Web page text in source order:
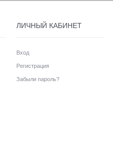
ЛИЧНЫЙ КАБИНЕТ
Вход
Регистрация
Забыли пароль?